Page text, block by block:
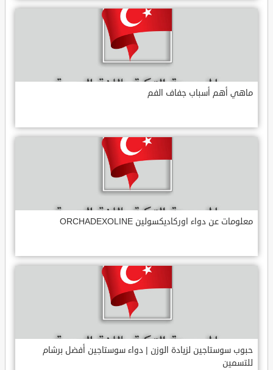
ماهي أهم أسباب جفاف الفم
معلومات عن دواء اوركاديكسولين ORCHADEXOLINE
حبوب سوستاجين لزيادة الوزن | دواء سوستاجين أفضل برشام
للتسمين